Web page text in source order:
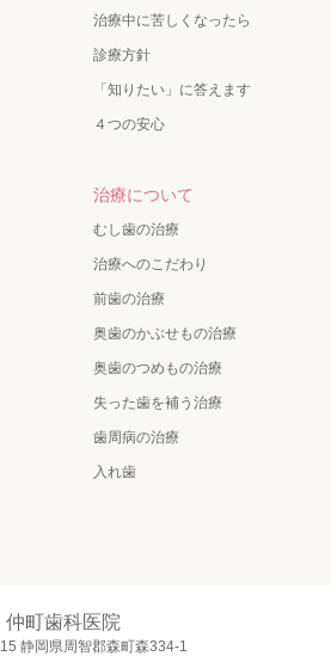
治療中に苦しくなったら
診療方針
「知りたい」に答えます
４つの安心
治療について
むし歯の治療
治療へのこだわり
前歯の治療
奥歯のかぶせもの治療
奥歯のつめもの治療
失った歯を補う治療
歯周病の治療
入れ歯
仲町歯科医院
静岡県周智郡森町森334-1